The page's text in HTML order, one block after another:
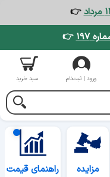
👉
۱۹۷ 👉
ورود | ثبت‌نام سبد خرید
مزایده راهنمای قیمت